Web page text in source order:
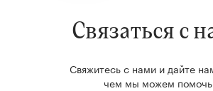
Связаться с
Свяжитесь с нами и дайте
чем мы можем